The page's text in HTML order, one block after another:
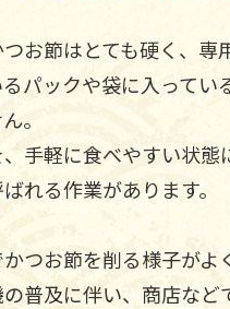
お節はとても硬く、専
パックや袋に入って
。
手軽に食べやすい状態
れる作業があります。
つお節を削る様子がよ
普及に伴い、商店な